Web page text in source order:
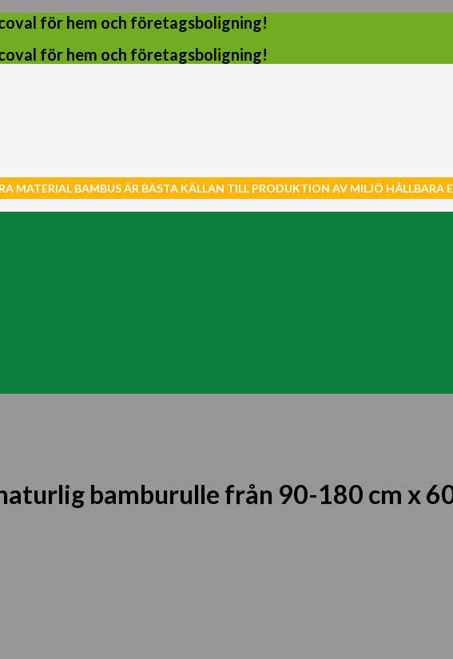
för hem och företagsboligning!
för hem och företagsboligning!
MATERIAL BAMBUS ÄR BÄSTA KÄLLAN TILL PRODUKTION AV MILJÖ HÅLLBARA
bamburulle från 90-180 cm x